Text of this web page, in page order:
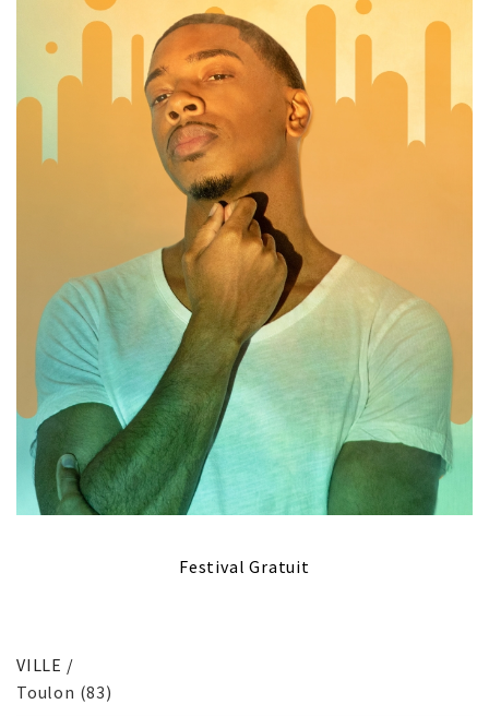
Festival Gratuit
VILLE /
Toulon (83)